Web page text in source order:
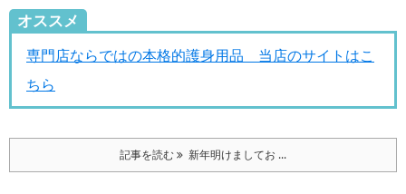
オススメ
専門店ならではの本格的護身用品 当店のサイトはこ
ちら
記事を読む 新年明けましてお ...